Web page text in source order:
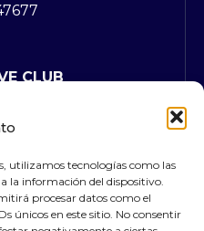
utilizamos tecnologías como las
la información del dispositivo.
procesar datos como el
únicos en este sitio. No consentir
CLUB